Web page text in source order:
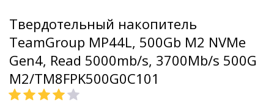
Твердотельный накопитель
TeamGroup MP44L, 500Gb M2 NVMe
Gen4, Read 5000mb/s, 3700Mb/s 500G
M2/TM8FPK500G0C101